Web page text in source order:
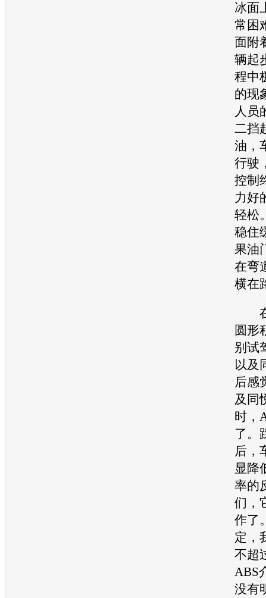
冰面
常困
面附
辆起
程中
的现
人员
二挡
油，
行驶
控制
力好
轻松
稳住
果油
在弯
横在
在
圆形
别试
以及
后感
及 同
时，
了。
后，
显降
率的
们，
作了
定，
不超
ABS
没有